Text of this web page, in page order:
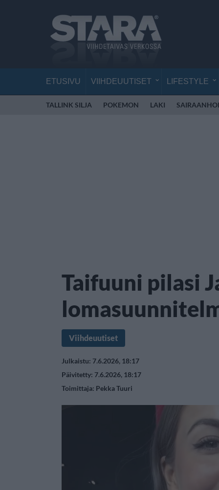
ETUSIVU VIIHDEUUTISET LIFESTYLE
TALLINK SILJA POKEMON LAKI
Taifuuni pilasi
Viihdeuutiset
Julkaistu: 7.6.2026, 18:17
Päivitetty: 7.6.2026, 18:17
Toimittaja: Pekka Tuuri